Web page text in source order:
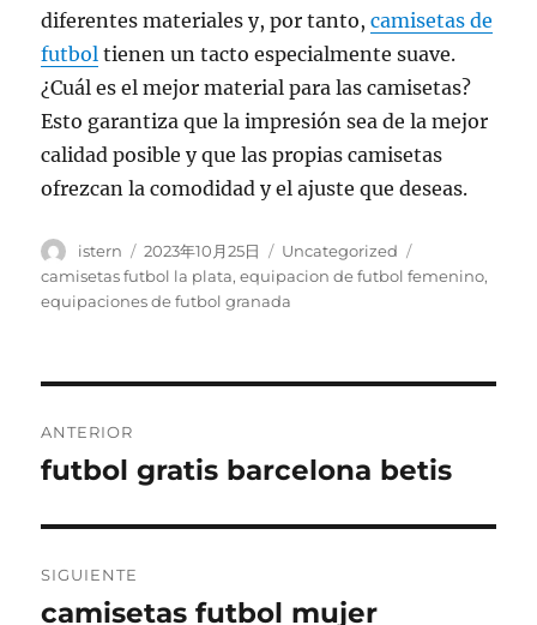
diferentes materiales y, por tanto,camisetas de
futbol tienen un tacto especialmente suave.
¿Cuál es el mejor material para las camisetas?
Esto garantiza que la impresión sea de la mejor
calidad posible y que las propias camisetas
ofrezcan la comodidad y el ajuste que deseas.
Autor
istern
Publicado
el
2023年10月25日 Categorías
Uncategorized
camisetas futbol la plata,equipacion de futbol femenino,
equipaciones de futbol granada
de
ANTERIOR
Entrada
futbol gratis barcelona betis
SIGUIENTE
Entrada
camisetas futbol mujer